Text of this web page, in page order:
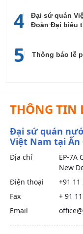
4
Đại sứ quán
Đoàn Đại biểu
5 Thông báo lễ
THÔNG TIN
Đại sứ quán
Việt Nam tại Ấn
Địa chỉ
EP-7A
New
Điện thoại
+91 11
Fax
+ 91
Email